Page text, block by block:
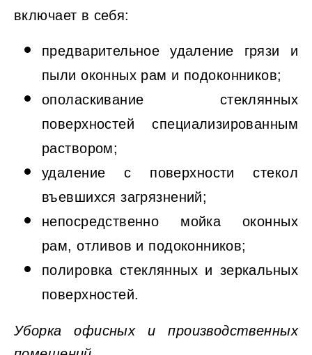
включает в себя:
предварительное удаление грязи и
пыли оконных рам и подоконников;
ополаскивание стеклянных
поверхностей специализированным
раствором;
удаление с поверхности стекол
въевшихся загрязнений;
непосредственно мойка оконных
рам, отливов и подоконников;
полировка стеклянных и зеркальных
поверхностей.
Уборка офисных и производственных